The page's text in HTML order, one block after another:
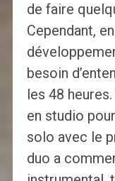
de faire
Cependant,
besoin
les 48
en studio
solo avec le
duo a